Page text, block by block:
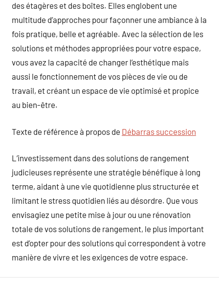
des étagères et des boîtes. Elles englobent une
multitude d’approches pour façonner une ambiance à la
fois pratique, belle et agréable. Avec la sélection de les
solutions et méthodes appropriées pour votre espace,
vous avez la capacité de changer l’esthétique mais
aussi le fonctionnement de vos pièces de vie ou de
travail, et créant un espace de vie optimisé et propice
au bien-être.
Texte de référence à propos de Débarras succession
L’investissement dans des solutions de rangement
judicieuses représente une stratégie bénéfique à long
terme, aidant à une vie quotidienne plus structurée et
limitant le stress quotidien liés au désordre. Que vous
envisagiez une petite mise à jour ou une rénovation
totale de vos solutions de rangement, le plus important
est d’opter pour des solutions qui correspondent à votre
manière de vivre et les exigences de votre espace.